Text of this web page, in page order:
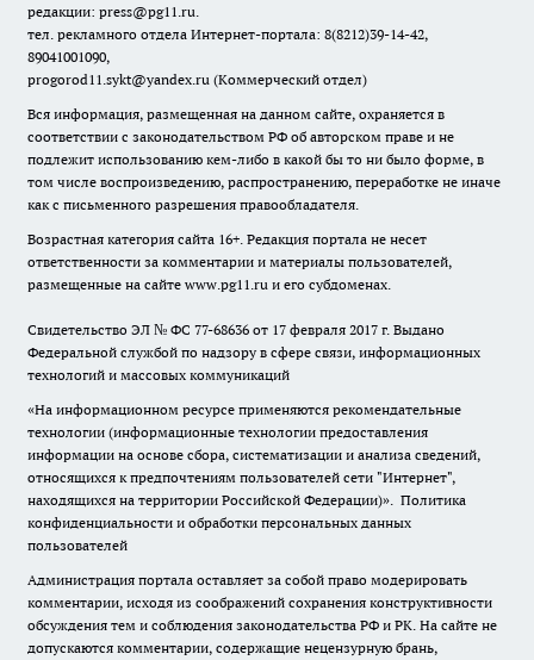
редакции: press@pg11.ru.
тел. рекламного отдела Интернет-портала: 8(8212)39-14-42,
89041001090,
progorod11.sykt@yandex.ru (Коммерческий отдел)
Вся информация, размещенная на данном сайте, охраняется в
соответствии с законодательством РФ об авторском праве и не
подлежит использованию кем-либо в какой бы то ни было форме, в
том числе воспроизведению, распространению, переработке не иначе
как с письменного разрешения правообладателя.
Возрастная категория сайта 16+. Редакция портала не несет
ответственности за комментарии и материалы пользователей,
размещенные на сайте www.pg11.ru и его субдоменах.
Свидетельство ЭЛ № ФС 77-68636 от 17 февраля 2017 г. Выдано
Федеральной службой по надзору в сфере связи, информационных
технологий и массовых коммуникаций
«На информационном ресурсе применяются рекомендательные
технологии (информационные технологии предоставления
информации на основе сбора, систематизации и анализа сведений,
относящихся к предпочтениям пользователей сети "Интернет",
находящихся на территории Российской Федерации)». Политика
конфиденциальности и обработки персональных данных
пользователей
Администрация портала оставляет за собой право модерировать
комментарии, исходя из соображений сохранения конструктивности
обсуждения тем и соблюдения законодательства РФ и РК. На сайте не
допускаются комментарии, содержащие нецензурную брань,